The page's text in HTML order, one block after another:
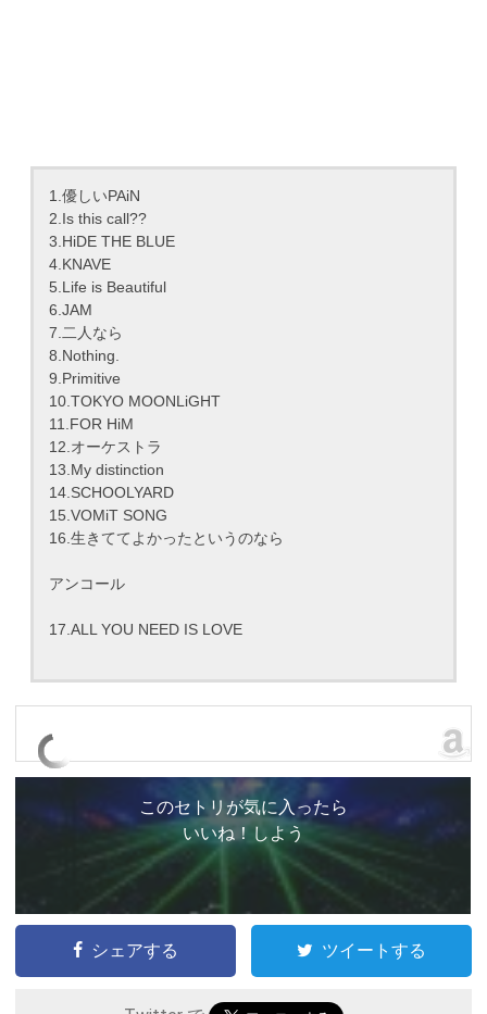
1.優しいPAiN
2.Is this call??
3.HiDE THE BLUE
4.KNAVE
5.Life is Beautiful
6.JAM
7.二人なら
8.Nothing.
9.Primitive
10.TOKYO MOONLiGHT
11.FOR HiM
12.オーケストラ
13.My distinction
14.SCHOOLYARD
15.VOMiT SONG
16.生きててよかったというのなら
アンコール
17.ALL YOU NEED IS LOVE
このセトリが気に入ったら
いいね！しよう
シェアする ツイートする